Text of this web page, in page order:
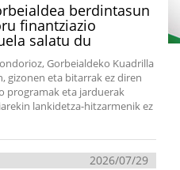
berdintasun
finantziazio
salatu du
Gorbeialdeko Kuadrilla
gizonen eta bitarrak ez diren
programak eta jarduerak
lankidetza-hitzarmenik ez
2026/07/29